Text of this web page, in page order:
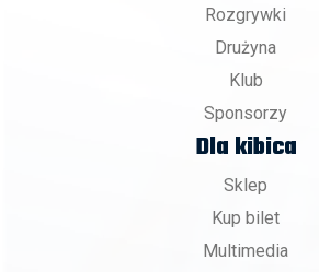
Rozgrywki
Drużyna
Klub
Sponsorzy
Dla kibica
Sklep
Kup bilet
Multimedia